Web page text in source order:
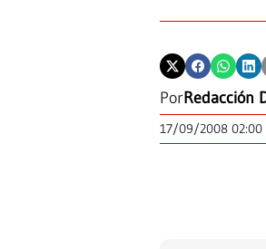
PorRedacción
17/09/2008 02:00